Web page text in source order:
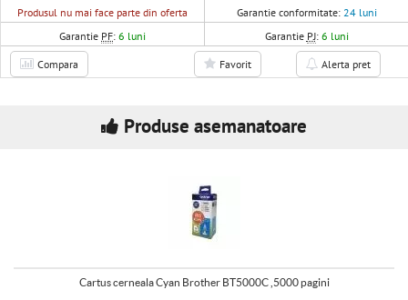
Produsul nu mai face parte din oferta Garantie conformitate: 24 luni
Garantie PF:6 luni Garantie PJ: 6 luni
Compara Favorit Alerta pret
Produse asemanatoare
Cartus cerneala Cyan Brother BT5000C ,5000 pagini